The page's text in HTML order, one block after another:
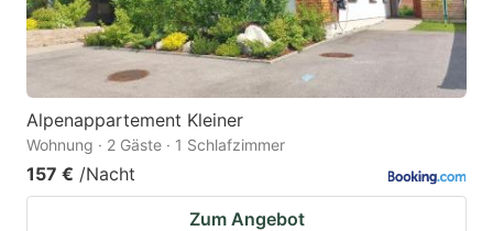
Alpenappartement Kleiner
Wohnung · 2 Gäste · 1 Schlafzimmer
157 € /Nacht
Zum Angebot